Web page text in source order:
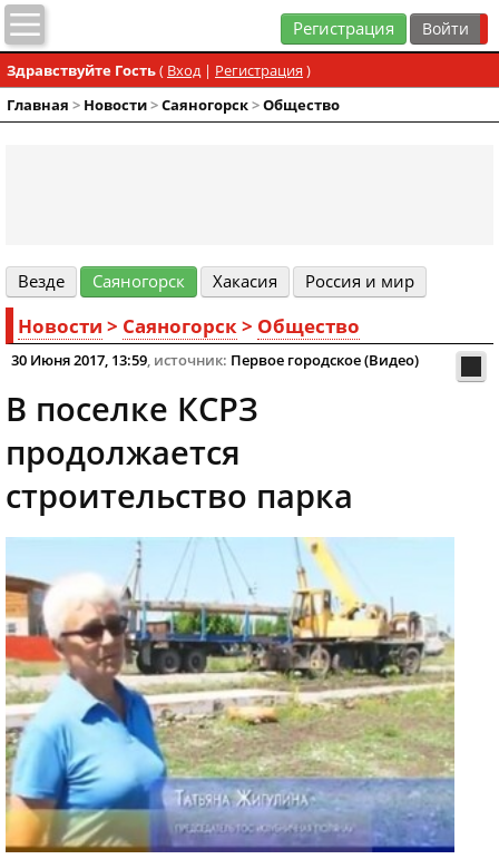
Регистрация
Здравствуйте Гость( Вход| Регистрация )
Главная > Новости>Cаяногорск>Общество
Везде Cаяногорск Хакасия Россия и мир
Новости > Cаяногорск> Общество
30 Июня 2017, 13:59, источник: Первое городское (Видео)
В поселке КСРЗ
продолжается
строительство парка